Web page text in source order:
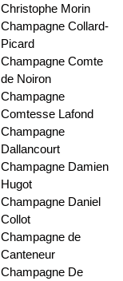
Christophe Morin
Champagne Collard-
Picard
Champagne Comte
de Noiron
Champagne
Comtesse Lafond
Champagne
Dallancourt
Champagne Damien
Hugot
Champagne Daniel
Collot
Champagne de
Canteneur
Champagne De